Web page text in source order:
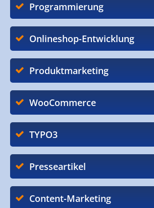
Programmierung
Onlineshop-Entwicklung
Produktmarketing
WooCommerce
TYPO3
Presseartikel
Content-Marketing